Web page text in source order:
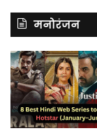
मनोरंजन